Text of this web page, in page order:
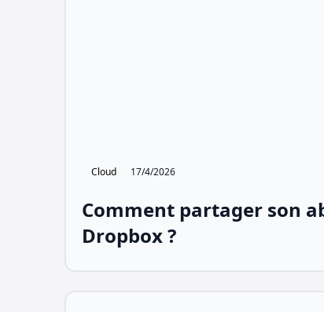
Cloud 17/4/2026
Comment partager son
Dropbox ?